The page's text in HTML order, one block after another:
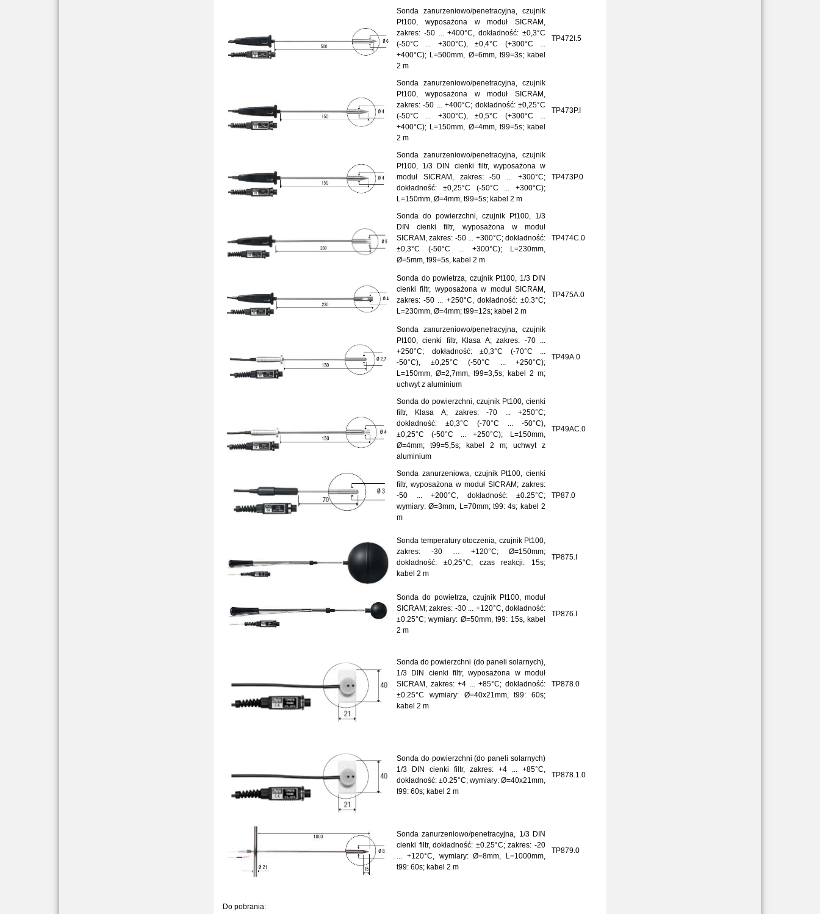
Sonda zanurzeniowo/penetracyjna, czujnik
Pt100, wyposażona w moduł SICRAM,
zakres: -50 ... +400°C, dokładność: ±0,3°C
(-50°C ... +300°C), ±0,4°C (+300°C ...
+400°C); L=500mm, Ø=6mm, t99=3s; kabel
2 m
TP472I.5
Sonda zanurzeniowo/penetracyjna, czujnik
Pt100, wyposażona w moduł SICRAM,
zakres: -50 ... +400°C; dokładność: ±0,25°C
(-50°C ... +300°C), ±0,5°C (+300°C ...
+400°C); L=150mm, Ø=4mm, t99=5s; kabel
2 m
TP473P.I
Sonda zanurzeniowo/penetracyjna, czujnik
Pt100, 1/3 DIN cienki filtr, wyposażona w
moduł SICRAM, zakres: -50 ... +300°C;
dokładność: ±0,25°C (-50°C ... +300°C);
L=150mm, Ø=4mm, t99=5s; kabel 2 m
TP473P.0
Sonda do powierzchni, czujnik Pt100, 1/3
DIN cienki filtr, wyposażona w moduł
SICRAM, zakres: -50 ... +300°C; dokładność:
±0,3°C (-50°C ... +300°C); L=230mm,
Ø=5mm, t99=5s, kabel 2 m
TP474C.0
Sonda do powietrza, czujnik Pt100, 1/3 DIN
cienki filtr, wyposażona w moduł SICRAM,
zakres: -50 ... +250°C, dokładność: ±0.3°C;
L=230mm, Ø=4mm; t99=12s; kabel 2 m
TP475A.0
Sonda zanurzeniowo/penetracyjna, czujnik
Pt100, cienki filtr, Klasa A; zakres: -70 ...
+250°C; dokładność: ±0,3°C (-70°C ...
-50°C), ±0,25°C (-50°C ... +250°C);
L=150mm, Ø=2,7mm, t99=3,5s; kabel 2 m;
uchwyt z aluminium
TP49A.0
Sonda do powierzchni, czujnik Pt100, cienki
filtr, Klasa A; zakres: -70 ... +250°C;
dokładność: ±0,3°C (-70°C ... -50°C),
±0,25°C (-50°C ... +250°C); L=150mm,
Ø=4mm; t99=5,5s; kabel 2 m; uchwyt z
aluminium
TP49AC.0
Sonda zanurzeniowa, czujnik Pt100, cienki
filtr, wyposażona w moduł SICRAM; zakres:
-50 ... +200°C, dokładność: ±0.25°C;
wymiary: Ø=3mm, L=70mm; t99: 4s; kabel 2
m
TP87.0
Sonda temperatury otoczenia, czujnik Pt100,
zakres: -30 … +120°C; Ø=150mm;
dokładność: ±0,25°C; czas reakcji: 15s;
kabel 2 m
TP875.I
Sonda do powietrza, czujnik Pt100, moduł
SICRAM; zakres: -30 ... +120°C, dokładność:
±0.25°C; wymiary: Ø=50mm, t99: 15s, kabel
2 m
TP876.I
Sonda do powierzchni (do paneli solarnych),
1/3 DIN cienki filtr, wyposażona w moduł
SICRAM, zakres: +4 ... +85°C; dokładność:
±0.25°C wymiary: Ø=40x21mm, t99: 60s;
kabel 2 m
TP878.0
Sonda do powierzchni (do paneli solarnych)
1/3 DIN cienki filtr, zakres: +4 ... +85°C,
dokładność: ±0.25°C; wymiary: Ø=40x21mm,
t99: 60s; kabel 2 m
TP878.1.0
Sonda zanurzeniowo/penetracyjna, 1/3 DIN
cienki filtr, dokładność: ±0.25°C; zakres: -20
... +120°C, wymiary: Ø=8mm, L=1000mm,
t99: 60s; kabel 2 m
TP879.0
Do pobrania: